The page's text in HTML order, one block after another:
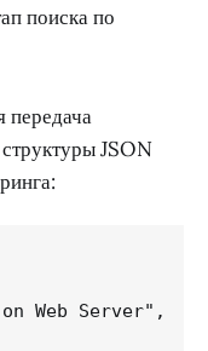
поиска по
передача
JSON
Web Server",